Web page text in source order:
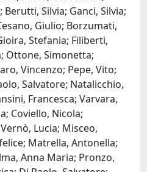
Silvia; Ganci, Silvia;
Giulio; Borzumati,
Stefania; Filiberti,
Ottone, Simonetta;
Vincenzo; Pepe, Vito;
Salvatore; Natalicchio,
Francesca; Varvara,
Coviello, Nicola;
Lucia; Misceo,
Matrella, Antonella;
Anna Maria; Pronzo,